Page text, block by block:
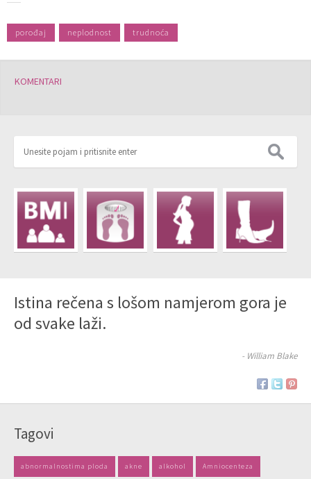
porođaj neplodnost trudnoća
KOMENTARI
Istina rečena s lošom namjerom gora je
od svake laži.
- William Blake
Tagovi
abnormalnostima ploda akne alkohol Amniocenteza